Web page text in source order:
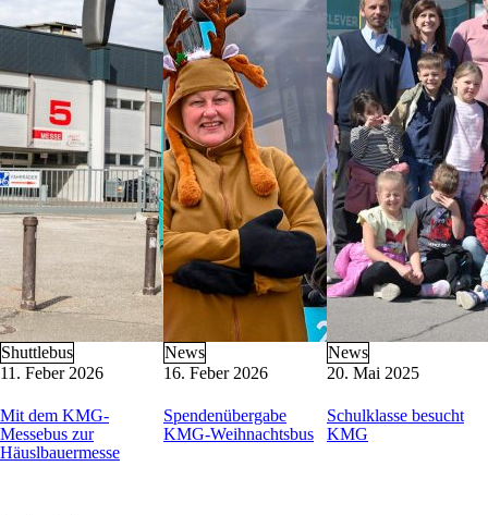
KMG-Busschule
Barrierefreie Mobilität
Busverkehr im Blackout-Fall
Buswerbung
Formulare
Parkraum-Management
Nützliche Links
Kontakt
KMG-Kundenservice
Heiligengeistplatz 12
9020 Klagenfurt am Wörthersee
Öffnungszeiten: Mo-Fr 6:30 – 14:30 Uhr
E-Mail:kundenservice@k-m-g.at
Telefon:+43 463 521 5420 (Mo-Do 8:00 – 15:00 Uhr, Fr 8:00 –
Shuttlebus
11. Feber 2026
Mit dem KMG-
Messebus zur
Häuslbauermesse
News
16. Feber 2026
Spendenübergabe
KMG-Weihnachtsbus
News
20. Mai 2025
Schulklasse besucht
KMG